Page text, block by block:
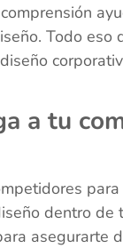
Todo eso
a tu
dentro de
asegurarte